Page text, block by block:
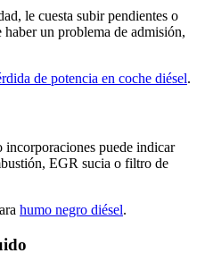
le cuesta subir pendientes o
un problema de admisión,
de potencia en coche diésel.
incorporaciones puede indicar
EGR sucia o filtro de
humo negro diésel.